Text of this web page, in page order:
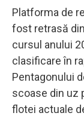
Platforma de
fost retrasă
cursul anului
clasificare în
Pentagonului
scoase din uz
flotei actuale